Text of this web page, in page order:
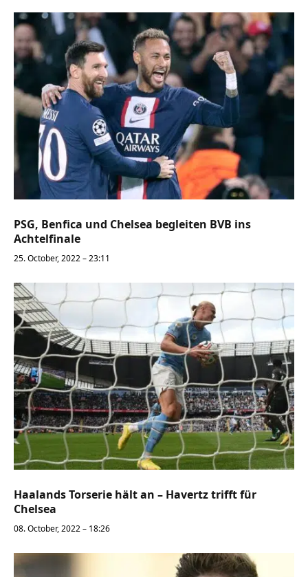
PSG, Benfica und Chelsea begleiten BVB ins
Achtelfinale
25. October, 2022 – 23:11
Haalands Torserie hält an – Havertz trifft für
Chelsea
08. October, 2022 – 18:26